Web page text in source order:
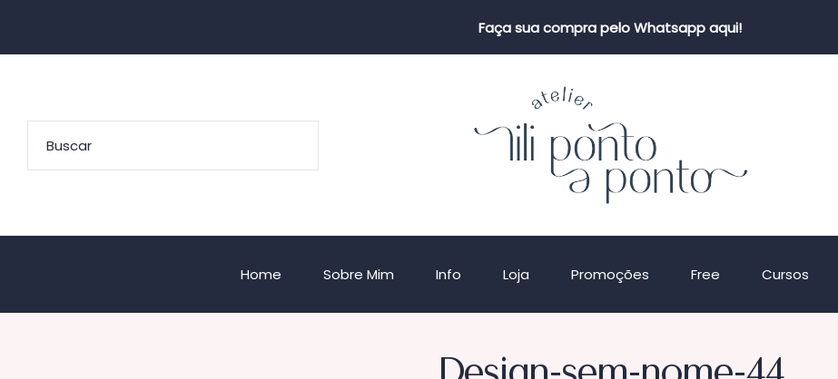
Faça sua compra pelo Whatsapp aqui!
Home Sobre Mim Info Loja Promoções Free Cursos